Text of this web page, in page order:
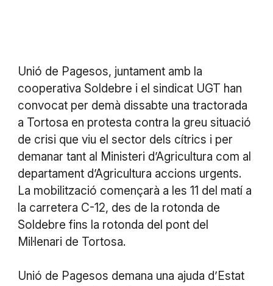
Unió de Pagesos, juntament amb la
cooperativa Soldebre i el sindicat UGT han
convocat per demà dissabte una tractorada
a Tortosa en protesta contra la greu situació
de crisi que viu el sector dels cítrics i per
demanar tant al Ministeri d’Agricultura com al
departament d’Agricultura accions urgents.
La mobilització començarà a les 11 del matí a
la carretera C-12, des de la rotonda de
Soldebre fins la rotonda del pont del
Mil·lenari de Tortosa.
Unió de Pagesos demana una ajuda d’Estat